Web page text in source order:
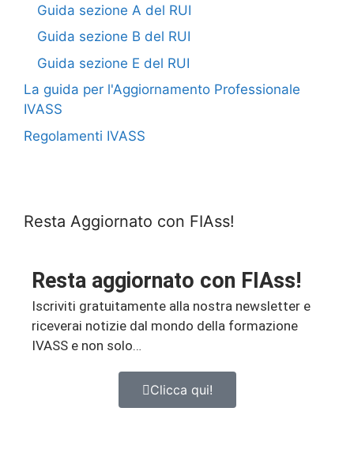
Guida sezione A del RUI
Guida sezione B del RUI
Guida sezione E del RUI
La guida per l'Aggiornamento Professionale
IVASS
Regolamenti IVASS
Resta Aggiornato con FIAss!
Resta aggiornato con FIAss!
Iscriviti gratuitamente alla nostra newsletter e
riceverai notizie dal mondo della formazione
IVASS e non solo…
Clicca qui!